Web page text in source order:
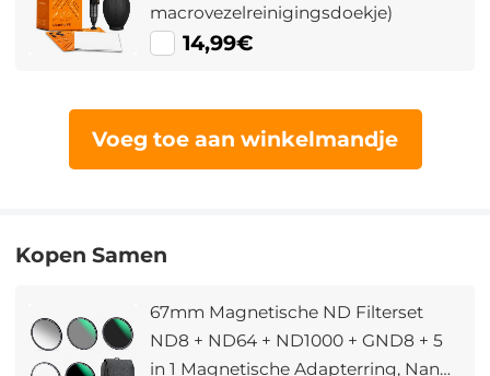
macrovezelreinigingsdoekje)
14,99€
Voeg toe aan winkelmandje
Kopen Samen
67mm Magnetische ND Filterset
ND8 + ND64 + ND1000 + GND8 + 5
in 1 Magnetische Adapterring, Nano